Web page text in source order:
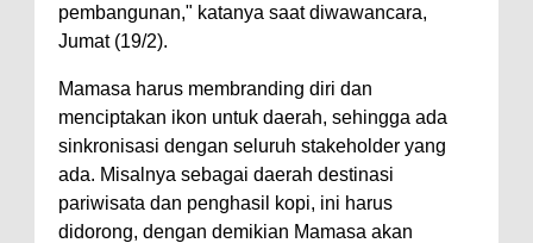
pembangunan," katanya saat diwawancara,
Jumat (19/2).
Mamasa harus membranding diri dan
menciptakan ikon untuk daerah, sehingga ada
sinkronisasi dengan seluruh stakeholder yang
ada. Misalnya sebagai daerah destinasi
pariwisata dan penghasil kopi, ini harus
didorong, dengan demikian Mamasa akan